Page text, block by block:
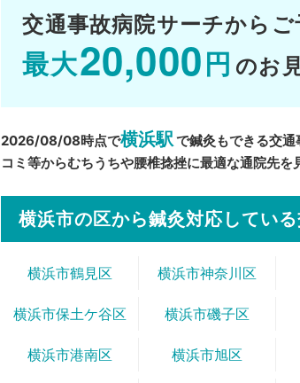
交通事故病院サーチから
最大20,000 円 のお
2026/08/08時点で横浜駅で鍼灸もできる交
コミ等からむちうちや腰椎捻挫に最適な通院先を
横浜市の区から鍼灸対応してい
横浜市鶴見区 横浜市神奈川区
横浜市保土ケ谷区 横浜市磯子区
横浜市港南区 横浜市旭区